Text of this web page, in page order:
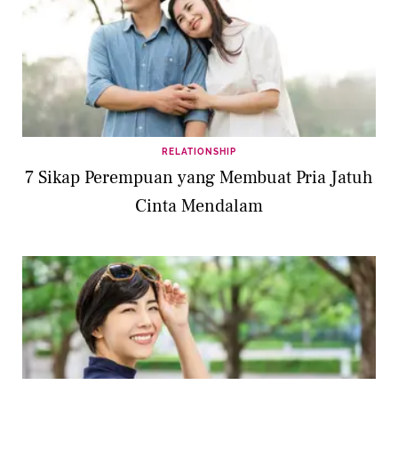
RELATIONSHIP
7 Sikap Perempuan yang Membuat Pria Jatuh
Cinta Mendalam